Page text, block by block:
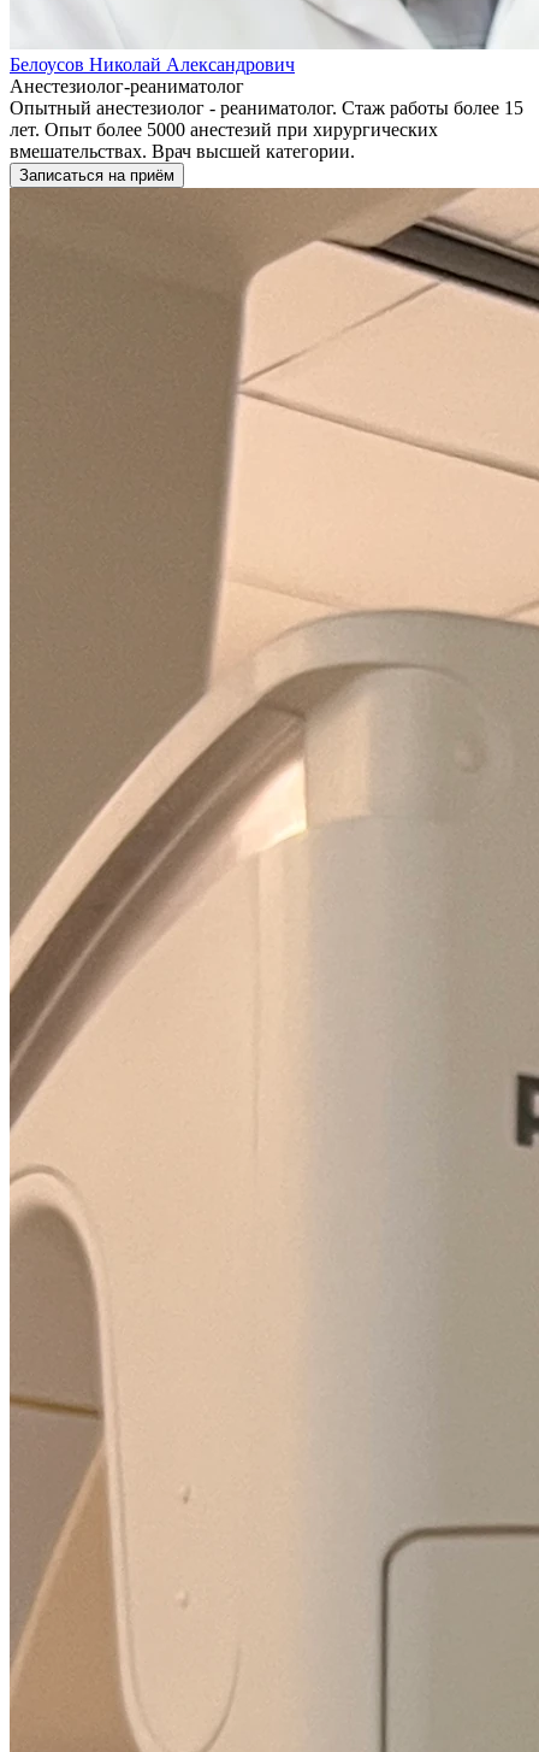
Белоусов Николай Александрович
Анестезиолог-реаниматолог
Опытный анестезиолог - реаниматолог. Стаж работы более 15
лет. Опыт более 5000 анестезий при хирургических
вмешательствах. Врач высшей категории.
Записаться на приём